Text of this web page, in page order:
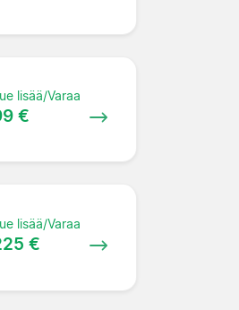
lisää/Varaa
€
lisää/Varaa
€